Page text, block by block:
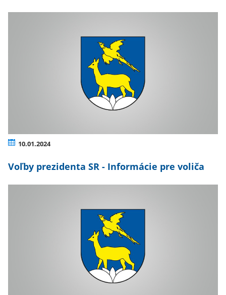
10.01.2024
Voľby prezidenta SR - Informácie pre voliča